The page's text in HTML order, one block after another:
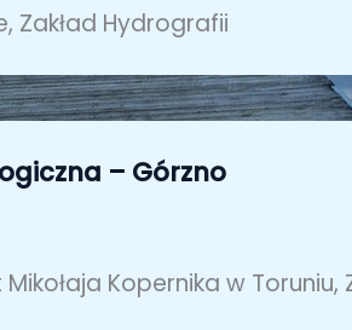
Zakład Hydrografii
– Górzno
Kopernika w